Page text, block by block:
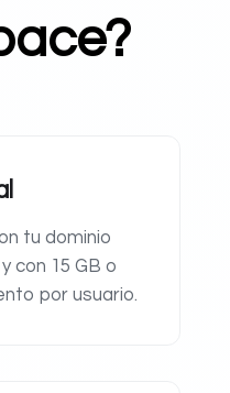
tu dominio
con 15 GB o
por usuario.